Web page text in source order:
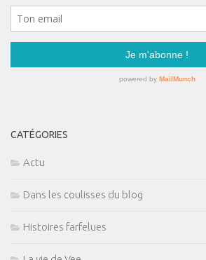
CATÉGORIES
Actu
Dans les coulisses du blog
Histoires farfelues